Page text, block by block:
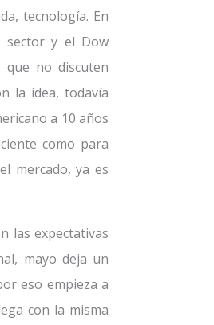
tecnología. En
sector y el Dow
que no discuten
la idea, todavía
a 10 años
como para
mercado, ya es
las expectativas
mayo deja un
eso empieza a
con la misma